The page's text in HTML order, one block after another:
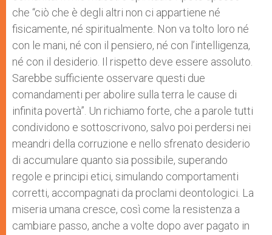
che “ciò che è degli altri non ci appartiene né
fisicamente, né spiritualmente. Non va tolto loro né
con le mani, né con il pensiero, né con l’intelligenza,
né con il desiderio. Il rispetto deve essere assoluto.
Sarebbe sufficiente osservare questi due
comandamenti per abolire sulla terra le cause di
infinita povertà”. Un richiamo forte, che a parole tutti
condividono e sottoscrivono, salvo poi perdersi nei
meandri della corruzione e nello sfrenato desiderio
di accumulare quanto sia possibile, superando
regole e principi etici, simulando comportamenti
corretti, accompagnati da proclami deontologici. La
miseria umana cresce, così come la resistenza a
cambiare passo, anche a volte dopo aver pagato in